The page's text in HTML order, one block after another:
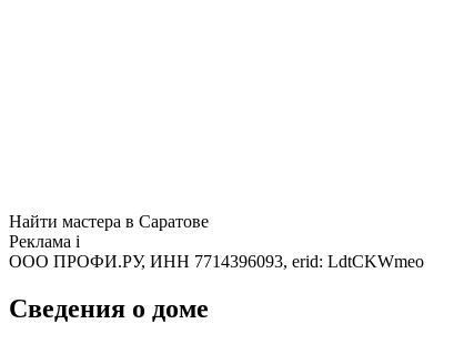
Найти мастера в Саратове
Реклама i
ООО ПРОФИ.РУ, ИНН 7714396093, erid: LdtCKWmeo
Сведения о доме